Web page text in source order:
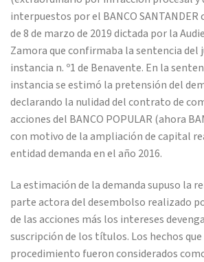
interpuestos por el BANCO
de 8 de marzo de 2019 dictada por la
Zamora que confirmaba la sentencia del
instancia n. º1 de Benavente. En la
instancia se estimó la pretensión del
declarando la nulidad del contrato de
acciones del BANCO POPULAR (ahora
con motivo de la ampliación de capital
entidad demanda en el año 2016.
La estimación de la demanda supuso la
parte actora del desembolso realizado
de las acciones más los intereses
suscripción de los títulos. Los hechos
procedimiento fueron considerados